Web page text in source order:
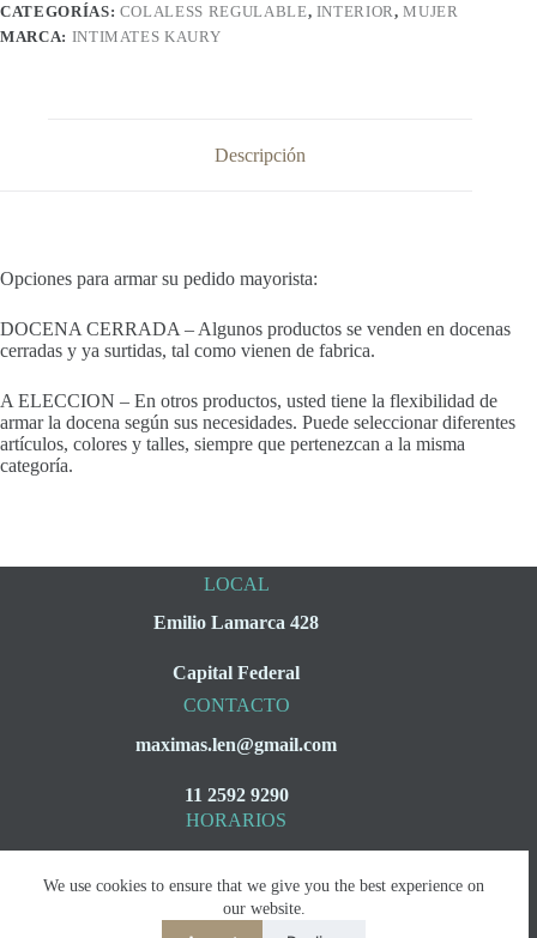
We use cookies to ensure that we give you the best experience on
our website.
CATEGORÍAS: COLALESS REGULABLE, INTERIOR,MUJER
MARCA: INTIMATES KAURY
Descripción
Opciones para armar su pedido mayorista:
DOCENA CERRADA – Algunos productos se venden en docenas
cerradas y ya surtidas, tal como vienen de fabrica.
A ELECCION – En otros productos, usted tiene la flexibilidad de
armar la docena según sus necesidades. Puede seleccionar diferentes
artículos, colores y talles, siempre que pertenezcan a la misma
categoría.
LOCAL
Emilio Lamarca 428
Capital Federal
CONTACTO
maximas.len@gmail.com
11 2592 9290
HORARIOS
08:00 a 16:00